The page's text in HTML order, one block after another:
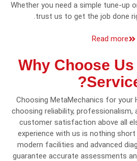
Whether you need a simple tune-up
trust us to get the job done
Read more
Why Choose Us
Choosing MetaMechanics for your
choosing reliability, professionalism,
customer satisfaction above all
experience with us is nothing
modern facilities and advanced
guarantee accurate assessments